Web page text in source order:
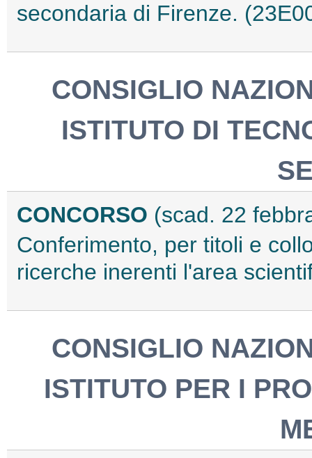
secondaria di Firenze.
CONSIGLIO
ISTITUTO DI
CONCORSO (scad. 22
Conferimento, per titoli e
ricerche inerenti l'area
CONSIGLIO
ISTITUTO PER I